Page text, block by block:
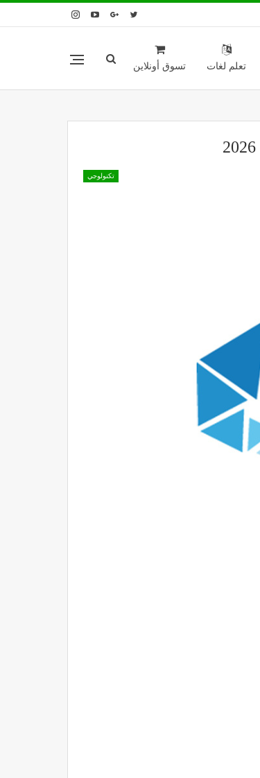
تعلم لغات تسوق أونلاين
تكنولوجي